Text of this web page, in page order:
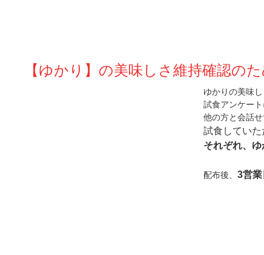
【ゆかり】の美味しさ維持確認の
ゆかりの美味
試食アンケート
他の方と会話
試食してい
それぞれ、ゆ
配布後、 3営業